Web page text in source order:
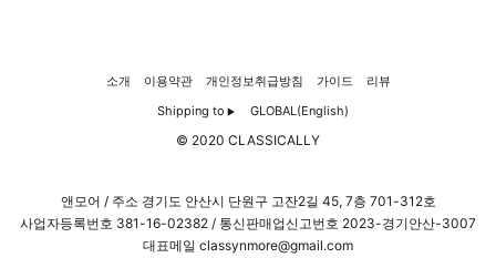
소개 이용약관 개인정보취급방침 가이드
리뷰
Shipping to ▶ GLOBAL(English)
© 2020 CLASSICALLY
앤모어 / 주소 경기도 안산시 단원구 고잔2길 45, 7층 701-312호
사업자등록번호 381-16-02382 / 통신판매업신고번호 2023-경기안산-3007
대표메일 classynmore@gmail.com